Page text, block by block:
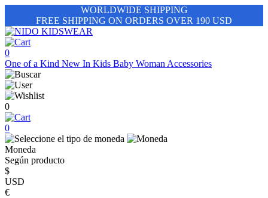
WORLDWIDE SHIPPING
FREE SHIPPING ON ORDERS OVER 190 USD
0
One of a Kind New In Kids Baby Woman Accessories
0
0
Moneda
Según producto
$
USD
€